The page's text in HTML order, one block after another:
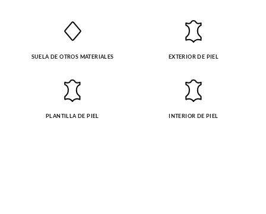
SUELA DE OTROS MATERIALES EXTERIOR DE PIEL
PLANTILLA DE PIEL INTERIOR DE PIEL